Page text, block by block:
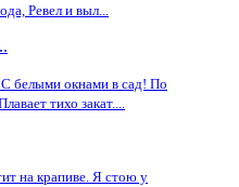
Ревел и выл...
С белыми окнами в сад! По
тихо закат....
на крапиве. Я стою у